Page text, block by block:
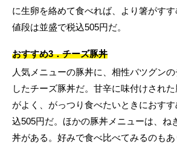
に生卵を絡めて食べれば、より箸がすす
値段は並盛で税込505円だ。
おすすめ3．チーズ豚丼
人気メニューの豚丼に、相性バツグン
したチーズ豚丼だ。甘辛に味付けされ
がよく、がっつり食べたいときにおす
込505円だ。ほかの豚丼メニューは、ね
丼がある。好みで食べ比べてみるのもあ